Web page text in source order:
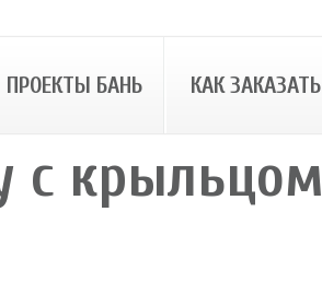
ПРОЕКТЫ БАНЬ КАК ЗАКАЗАТЬ
с крыльцом